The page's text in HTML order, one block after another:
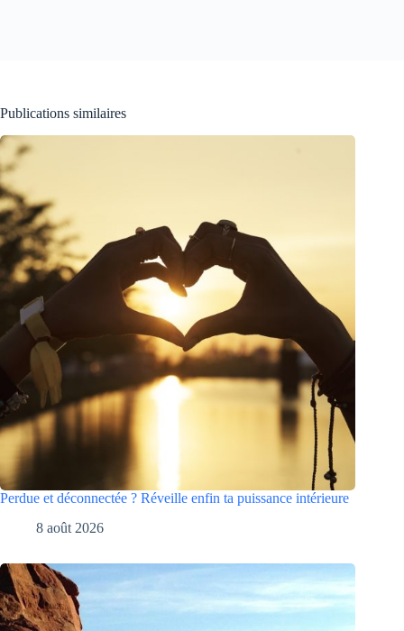
Publications similaires
Perdue et déconnectée ? Réveille enfin ta puissance intérieure
8 août 2026